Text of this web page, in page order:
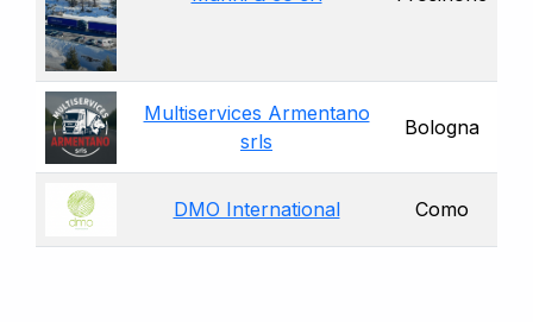
Multiservices Armentano
srls
Bologna
DMO International Como